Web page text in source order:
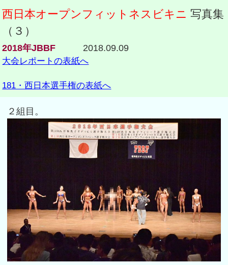
西日本オープンフィットネスビキニ 写真集
（３）
2018年JBBF 2018.09.09
大会レポートの表紙へ
181・西日本選手権の表紙へ
２組目。